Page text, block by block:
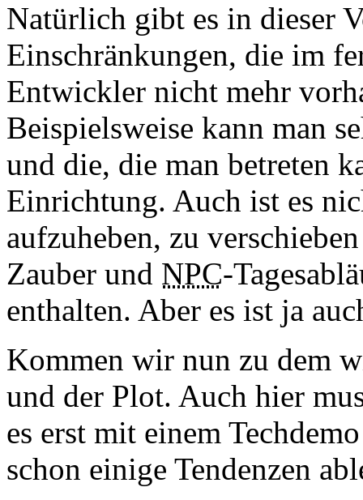
Natürlich gibt es in dieser
Einschränkungen, die im
Entwickler nicht mehr
Beispielsweise kann man
und die, die man betreten
Einrichtung. Auch ist es
aufzuheben, zu
Zauber und NPC-
enthalten. Aber es ist ja
Kommen wir nun zu dem
und der Plot. Auch hier
es erst mit einem
schon einige Tendenzen